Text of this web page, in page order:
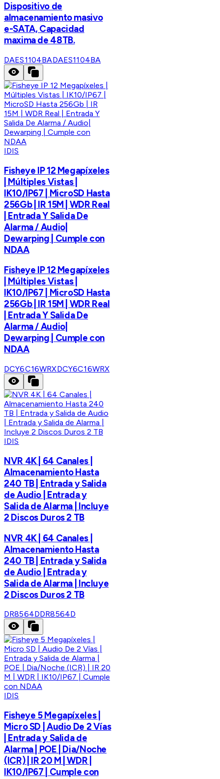
Dispositivo de
almacenamiento masivo
e-SATA, Capacidad
maxima de 48TB.
DAES1104BADAES1104BA
IDIS
Fisheye IP 12 Megapíxeles
| Múltiples Vistas |
IK10/IP67 | MicroSD Hasta
256Gb | IR 15M | WDR Real
| Entrada Y Salida De
Alarma / Audio|
Dewarping | Cumple con
NDAA
Fisheye IP 12 Megapíxeles
| Múltiples Vistas |
IK10/IP67 | MicroSD Hasta
256Gb | IR 15M | WDR Real
| Entrada Y Salida De
Alarma / Audio|
Dewarping | Cumple con
NDAA
DCY6C16WRXDCY6C16WRX
IDIS
NVR 4K | 64 Canales |
Almacenamiento Hasta
240 TB | Entrada y Salida
de Audio | Entrada y
Salida de Alarma | Incluye
2 Discos Duros 2 TB
NVR 4K | 64 Canales |
Almacenamiento Hasta
240 TB | Entrada y Salida
de Audio | Entrada y
Salida de Alarma | Incluye
2 Discos Duros 2 TB
DR8564DDR8564D
IDIS
Fisheye 5 Megapíxeles |
Micro SD | Audio De 2 Vías
| Entrada y Salida de
Alarma | POE | Dia/Noche
(ICR) | IR 20 M | WDR |
IK10/IP67 | Cumple con